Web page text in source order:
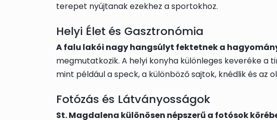
terepet nyújtanak ezekhez a sportokhoz.
Helyi Élet és Gasztronómia
A falu lakói nagy hangsúlyt fektetnek a
megmutatkozik. A helyi konyha különleges keveréke a
mint például a speck, a különböző sajtok, knédlik és az
Fotózás és Látványosságok
St. Magdalena különösen népszerű a fotósok